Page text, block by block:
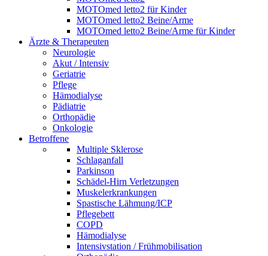
MOTOmed letto2 für Kinder
MOTOmed letto2 Beine/Arme
MOTOmed letto2 Beine/Arme für Kinder
Ärzte & Therapeuten
Neurologie
Akut / Intensiv
Geriatrie
Pflege
Hämodialyse
Pädiatrie
Orthopädie
Onkologie
Betroffene
Multiple Sklerose
Schlaganfall
Parkinson
Schädel-Hirn Verletzungen
Muskelerkrankungen
Spastische Lähmung/ICP
Pflegebett
COPD
Hämodialyse
Intensivstation / Frühmobilisation